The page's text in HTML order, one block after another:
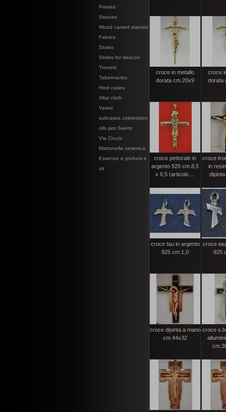
Printed
Statues
Wood carved statues
Fabrics
Stoles
Stoles for deacon
Tronetti
Tabernacles
Host cases
Altar cloth
Vases
suitcases celebration
oils jars Saints
Via Crucis
Mattonella ceramica
Essenze e profumi e
oli
croce in metallo
dorata cm.20x9
croce
dorata
croce pettorale in
argento 925 cm.8,5
x 6,5 (articolo ...
croce
in
croce tau in argento
925 cm.1,0
croce
925
croce dipinta a mano
cm.44x32
croce